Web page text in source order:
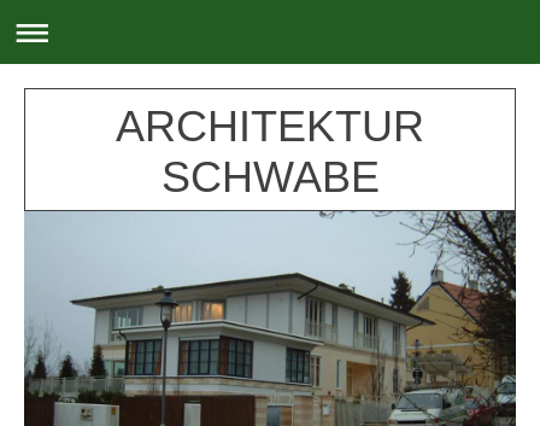
ARCHITEKTUR
SCHWABE